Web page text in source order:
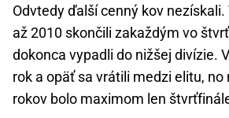
Odvtedy ďalší cenný kov nezískali.
až 2010 skončili zakaždým vo
dokonca vypadli do nižšej divízie.
rok a opäť sa vrátili medzi elitu,
rokov bolo maximom len